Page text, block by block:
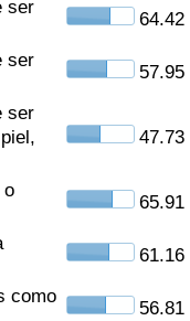
ser
64.42
ser
57.95
ser
47.73
o
65.91
61.16
como
56.81